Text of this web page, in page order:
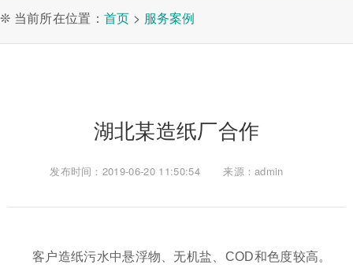
❊ 当前所在位置： 首页 > 服务案例
湖北某造纸厂合作
发布时间：2019-06-20 11:50:54 来源：admin
客户造纸污水中悬浮物、无机盐、COD和色度较高。